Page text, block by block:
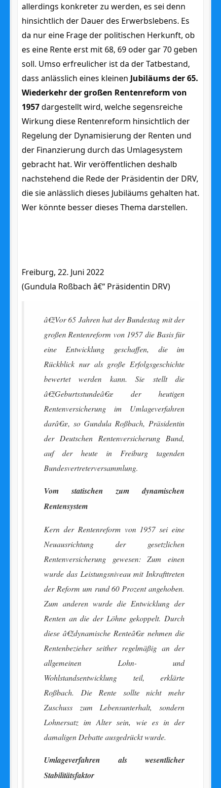
allerdings konkreter zu werden, es sei denn
hinsichtlich der Dauer des Erwerbslebens. Es
da nur eine Frage der politischen Herkunft, ob
es eine Rente erst mit 68, 69 oder gar 70 geben
soll. Umso erfreulicher ist da der Tatbestand,
dass anlässlich eines kleinen Jubiläums der 65.
Wiederkehr der großen Rentenreform von
1957dargestellt wird, welche segensreiche
Wirkung diese Rentenreform hinsichtlich der
Regelung der Dynamisierung der Renten und
der Finanzierung durch das Umlagesystem
gebracht hat. Wir veröffentlichen deshalb
nachstehend die Rede der Präsidentin der DRV,
die sie anlässlich dieses Jubiläums gehalten hat.
Wer könnte besser dieses Thema darstellen.
Freiburg, 22. Juni 2022
(Gundula Roßbach â€“ Präsidentin DRV)
â€žVor 65 Jahren hat der Bundestag mit der
großen Rentenreform von 1957 die Basis für
eine Entwicklung geschaffen, die im
Rückblick nur als große Erfolgsgeschichte
bewertet werden kann. Sie stellt die
â€žGeburtsstundeâ€œ der heutigen
Rentenversicherung im Umlageverfahren
darâ€œ, so Gundula Roßbach, Präsidentin
der Deutschen Rentenversicherung Bund,
auf der heute in Freiburg tagenden
Bundesvertreterversammlung.
Vom statischen zum dynamischen
Rentensystem
Kern der Rentenreform von 1957 sei eine
Neuausrichtung der gesetzlichen
Rentenversicherung gewesen: Zum einen
wurde das Leistungsniveau mit Inkrafttreten
der Reform um rund 60 Prozent angehoben.
Zum anderen wurde die Entwicklung der
Renten an die der Löhne gekoppelt. Durch
diese â€ždynamische Renteâ€œ nehmen die
Rentenbezieher seither regelmäßig an der
allgemeinen Lohn- und
Wohlstandsentwicklung teil, erklärte
Roßbach. Die Rente sollte nicht mehr
Zuschuss zum Lebensunterhalt, sondern
Lohnersatz im Alter sein, wie es in der
damaligen Debatte ausgedrückt wurde.
Umlageverfahren als wesentlicher
Stabilitätsfaktor